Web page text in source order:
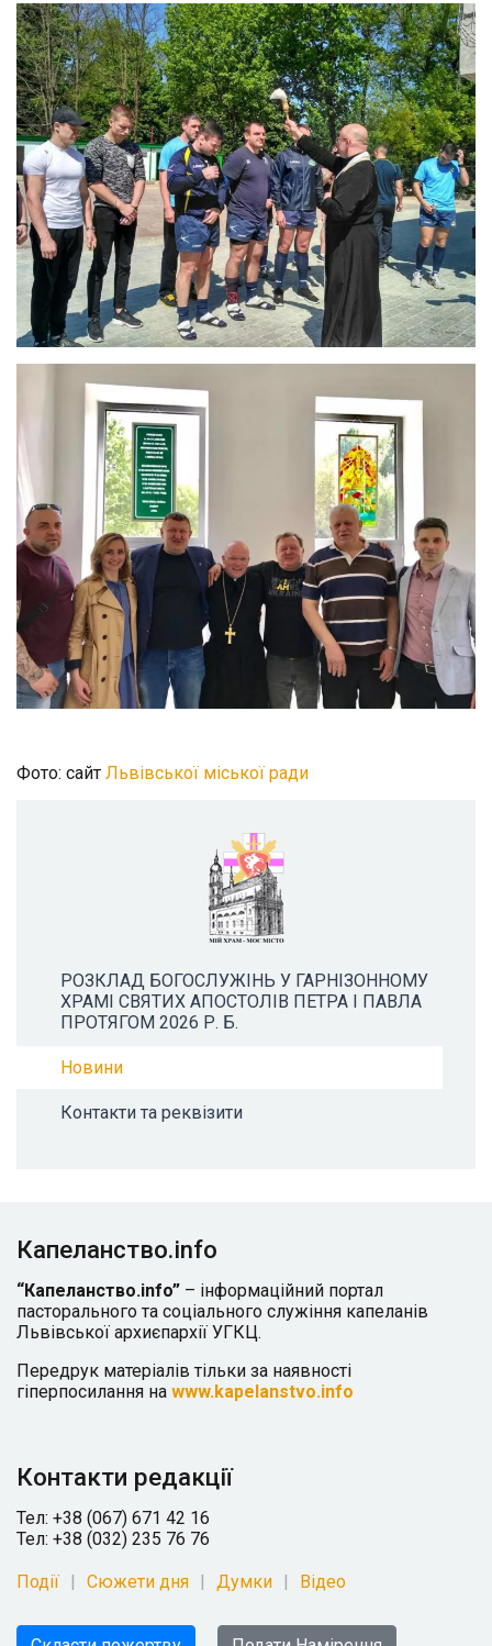
Фото: сайт Львівської міської ради
РОЗКЛАД БОГОСЛУЖІНЬ У ГАРНІЗОННОМУ
ХРАМІ СВЯТИХ АПОСТОЛІВ ПЕТРА І ПАВЛА
ПРОТЯГОМ 2026 Р. Б.
Новини
Контакти та реквізити
Капеланство.info
“Капеланство.info” – інформаційний портал
пасторального та соціального служіння капеланів
Львівської архиєпархії УГКЦ.
Передрук матеріалів тільки за наявності
гіперпосилання на www.kapelanstvo.info
Контакти редакції
Тел: +38 (067) 671 42 16
Тел: +38 (032) 235 76 76
Події Сюжети дня Думки Відео